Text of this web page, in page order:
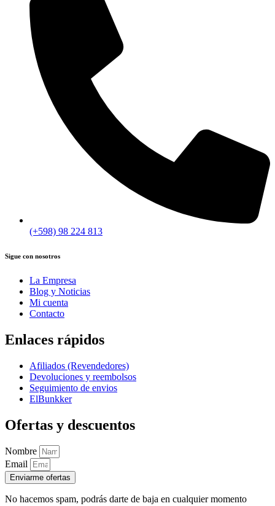
(+598) 98 224 813
Sigue con nosotros
La Empresa
Blog y Noticias
Mi cuenta
Contacto
Enlaces rápidos
Afiliados (Revendedores)
Devoluciones y reembolsos
Seguimiento de envios
ElBunkker
Ofertas y descuentos
Nombre
Email
Enviarme ofertas
No hacemos spam, podrás darte de baja en cualquier momento